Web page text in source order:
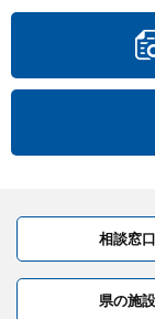
相談窓口
県の施設